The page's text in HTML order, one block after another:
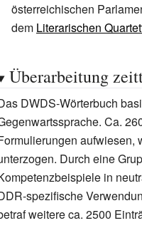
österreichischen
dem Literarischen
Überarbeitung
DWDS-Wörterbuch
Ca.
aufwiesen,
Durch eine
in
spezifische
weitere ca. 2500